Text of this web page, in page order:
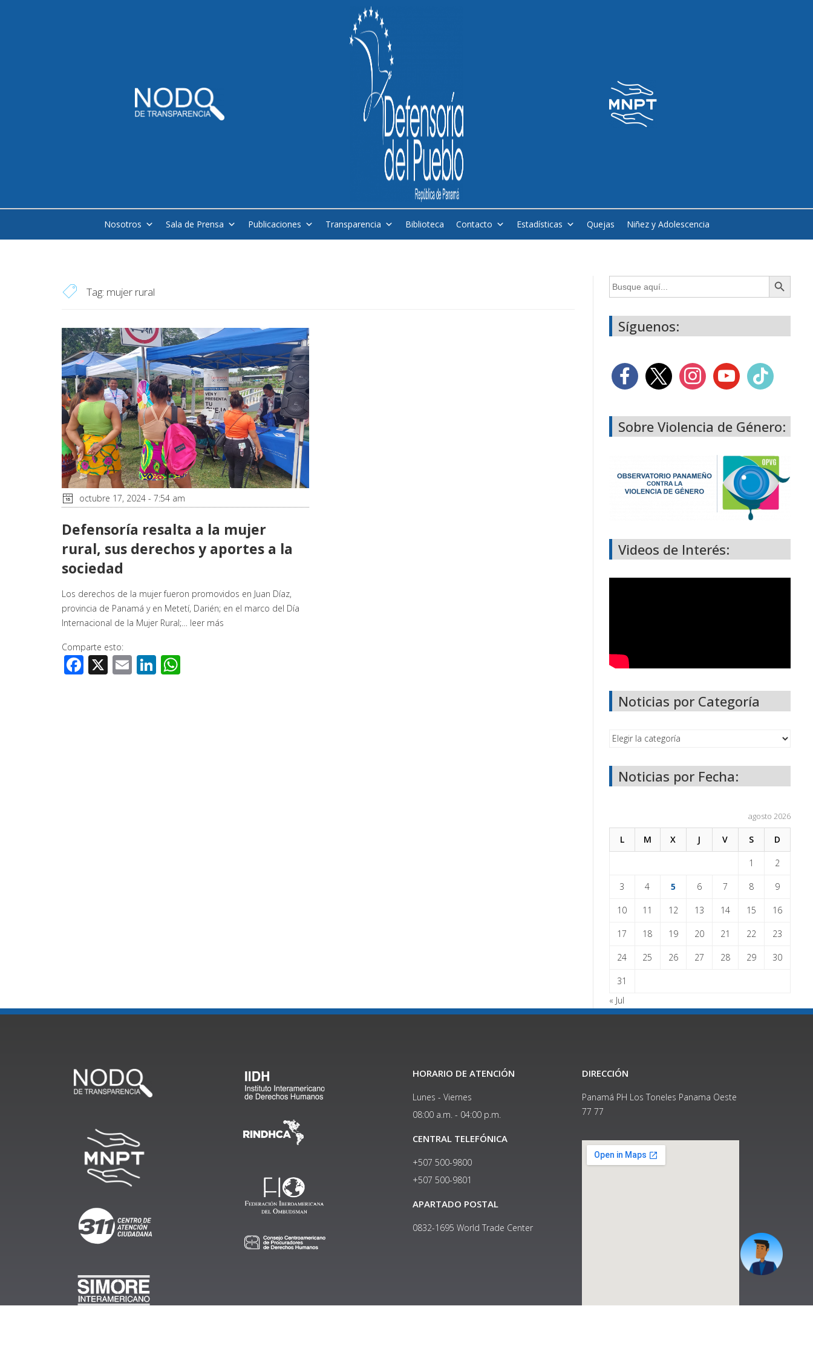
Nosotros Sala de Prensa Publicaciones Transparencia Biblioteca Contacto Estadísticas Quejas Niñez y Adolescencia
Tag: mujer rural
octubre 17, 2024 - 7:54 am
Defensoría resalta a la mujer
rural, sus derechos y aportes a la
sociedad
Los derechos de la mujer fueron promovidos en Juan Díaz,
provincia de Panamá y en Metetí, Darién; en el marco del Día
Internacional de la Mujer Rural;… leer más
Comparte esto:
Facebook
X EmailLinkedIn
Buscar: Botón de búsqueda
Síguenos:
Sobre Violencia de Género:
Videos de Interés:
Noticias por Categoría
Noticias por Fecha:
agosto 2026
L M X J V S D
1 2
3 4 5 6 7 8 9
10 11 12 13 14 15 16
17 18 19 20 21 22 23
24 25 26 27 28 29 30
31
« Jul
HORARIO DE ATENCIÓN
Lunes - Viernes
08:00 a.m. - 04:00 p.m.
CENTRAL TELEFÓNICA
+507 500-9800
+507 500-9801​
APARTADO POSTAL
0832-1695 World Trade Center
DIRECCIÓN
Panamá PH Los Toneles Panama Oeste
77 77